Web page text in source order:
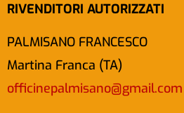
RIVENDITORI AUTORIZZATI
PALMISANO FRANCESCO
Martina Franca (TA)
officinepalmisano@gmail.com